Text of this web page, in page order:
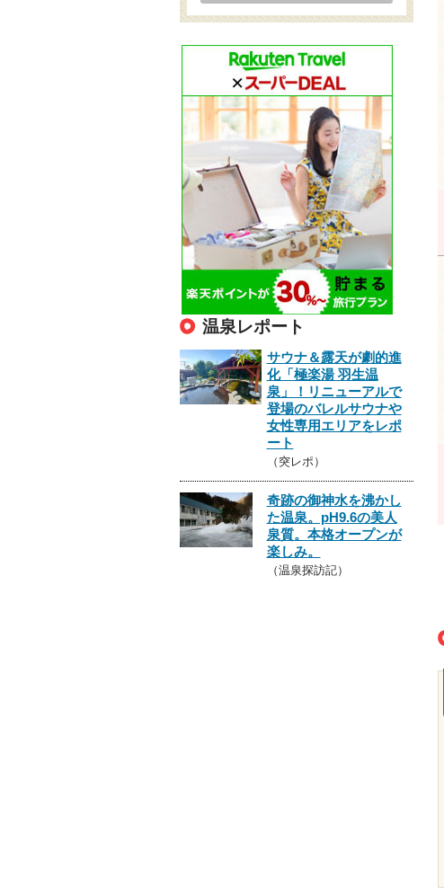
温泉レポート
サウナ＆露天が劇的進
化「極楽湯 羽生温
泉」！リニューアルで
登場のバレルサウナや
女性専用エリアをレポ
ート
（突レポ）
奇跡の御神水を沸かし
た温泉。pH9.6の美人
泉質。本格オープンが
楽しみ。
（温泉探訪記）